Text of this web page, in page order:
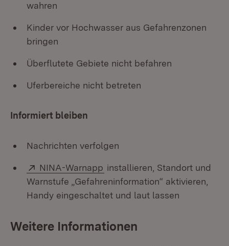
wahren
Kinder vor Hochwasser aus Gefahrenzonen
bringen
Überflutete Gebiete nicht befahren
Uferbereiche nicht betreten
Informiert bleiben
Nachrichten verfolgen
Extern:
NINA-Warnapp (Öffnet in neuem Fenster)
installieren, Standort und
Warnstufe „Gefahreninformation“ aktivieren,
Handy eingeschaltet und laut lassen
Weitere Informationen